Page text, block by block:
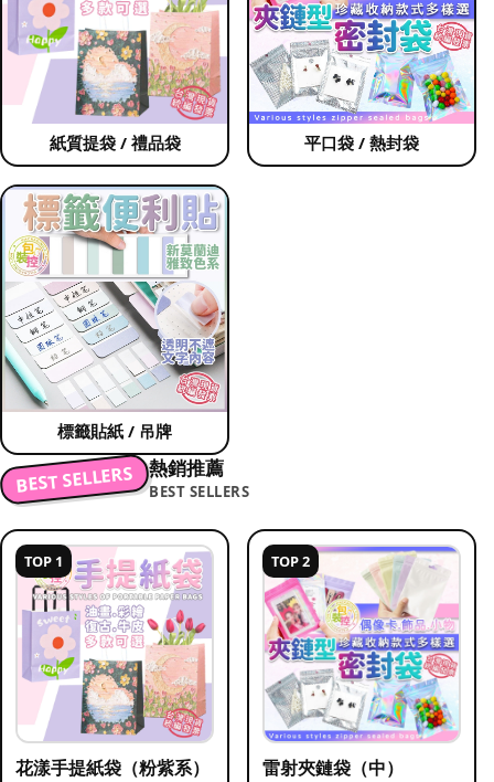
紙質提袋 / 禮品袋 平口袋 / 熱封袋
標籤貼紙 / 吊牌
BEST SELLERS 熱銷推薦
BEST SELLERS
TOP 1
花漾手提紙袋（粉紫系）
TOP 2
雷射夾鏈袋（中）